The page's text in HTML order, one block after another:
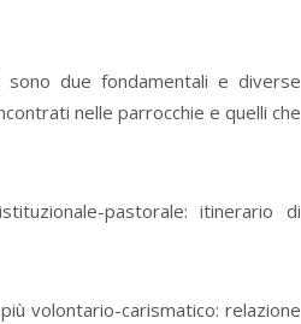
due fondamentali e diverse
nelle parrocchie e quelli che
pastorale: itinerario di
volontario-carismatico: relazione